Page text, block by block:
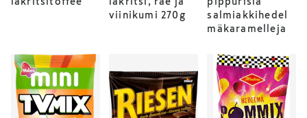
viinikumi 270g
salmiakkihedel
mäkaramelleja